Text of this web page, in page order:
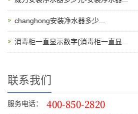
changhong安装净水器多少...
消毒柜一直显示数字{消毒柜一直显...
联系我们
服务电话：